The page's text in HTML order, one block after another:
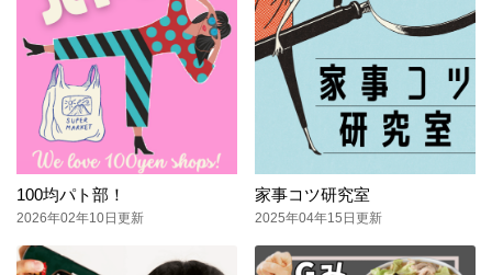
100均パト部！
2026年02年10日更新
家事コツ研究室
2025年04年15日更新